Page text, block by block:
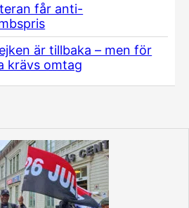
får anti-
är tillbaka – men för
krävs omtag